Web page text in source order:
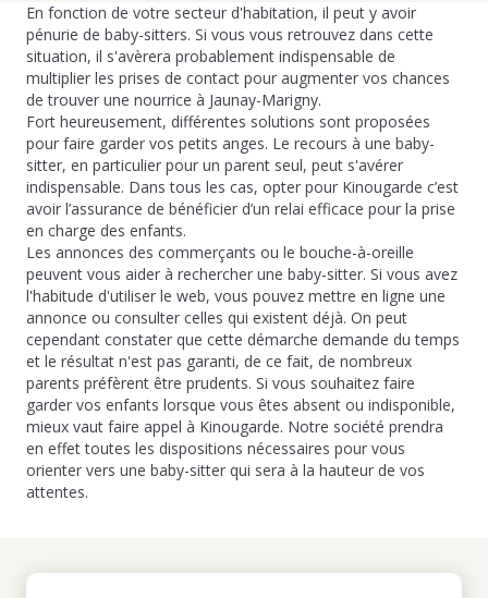
En fonction de votre secteur d'habitation, il peut y avoir
pénurie de baby-sitters. Si vous vous retrouvez dans cette
situation, il s'avèrera probablement indispensable de
multiplier les prises de contact pour augmenter vos chances
de trouver une nourrice à Jaunay-Marigny.
Fort heureusement, différentes solutions sont proposées
pour faire garder vos petits anges. Le recours à une baby-
sitter, en particulier pour un parent seul, peut s'avérer
indispensable. Dans tous les cas, opter pour Kinougarde c’est
avoir l’assurance de bénéficier d’un relai efficace pour la prise
en charge des enfants.
Les annonces des commerçants ou le bouche-à-oreille
peuvent vous aider à rechercher une baby-sitter. Si vous avez
l'habitude d'utiliser le web, vous pouvez mettre en ligne une
annonce ou consulter celles qui existent déjà. On peut
cependant constater que cette démarche demande du temps
et le résultat n'est pas garanti, de ce fait, de nombreux
parents préfèrent être prudents. Si vous souhaitez faire
garder vos enfants lorsque vous êtes absent ou indisponible,
mieux vaut faire appel à Kinougarde. Notre société prendra
en effet toutes les dispositions nécessaires pour vous
orienter vers une baby-sitter qui sera à la hauteur de vos
attentes.